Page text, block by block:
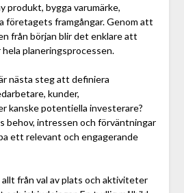
produkt, bygga varumärke,
företagets framgångar. Genom att
från början blir det enklare att
planeringsprocessen.
nästa steg att definiera
kunder,
kanske potentiella investerare?
behov, intressen och förväntningar
ett relevant och engagerande
från val av plats och aktiviteter